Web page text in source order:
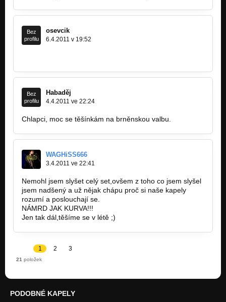
Bez
profilu
osevcik
6.4.2011 v 19:52
Bez
profilu
Habaděj
4.4.2011 ve 22:24
Chlapci, moc se těšínkám na brněnskou valbu.
WAGHiSS666
3.4.2011 ve 22:41
Nemohl jsem slyšet celý set,ovšem z toho co jsem slyšel
jsem nadšený a už nějak chápu proč si naše kapely
rozumí a poslouchají se.
NÁMRD JAK KURVA!!!
Jen tak dál,těšíme se v létě ;)
1 2 3
21 položek
PODOBNÉ KAPELY